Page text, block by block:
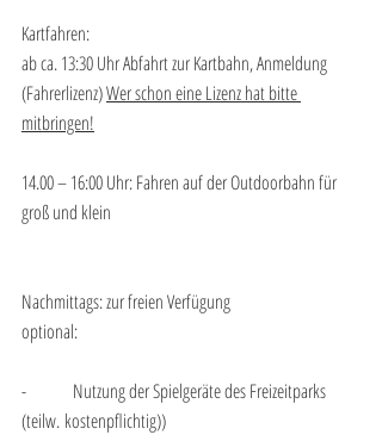
Kartfahren:
ab ca. 13:30 Uhr Abfahrt zur Kartbahn, Anmeldung
(Fahrerlizenz) Wer schon eine Lizenz hat bitte
mitbringen!
14.00 – 16:00 Uhr: Fahren auf der Outdoorbahn für
groß und klein
Nachmittags: zur freien Verfügung
optional:
-          Nutzung der Spielgeräte des Freizeitparks
(teilw. kostenpflichtig))